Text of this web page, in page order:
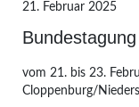
21. Februar 2025
vom 21. bis 23.
Cloppenburg/